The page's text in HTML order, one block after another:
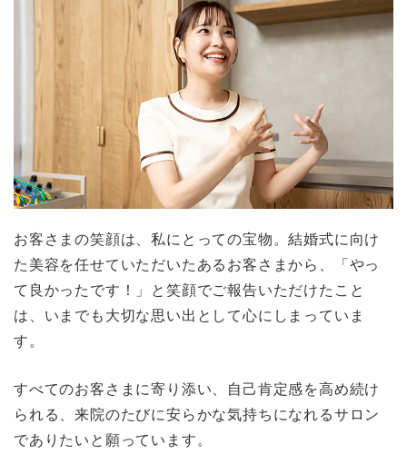
お客さまの笑顔は、私にとっての宝物。結婚式に向け
た美容を任せていただいたあるお客さまから、「やっ
て良かったです！」と笑顔でご報告いただけたこと
は、いまでも大切な思い出として心にしまっていま
す。
すべてのお客さまに寄り添い、自己肯定感を高め続け
られる、来院のたびに安らかな気持ちになれるサロン
でありたいと願っています。